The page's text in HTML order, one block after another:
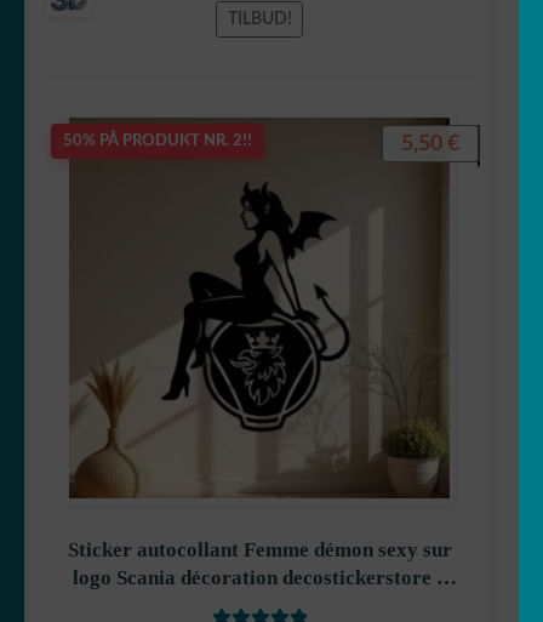
TILBUD!
50% PÅ PRODUKT NR. 2!!
Sticker autocollant Femme démon sexy sur
logo Scania décoration decostickerstore –
KGSCKS
5,50 €